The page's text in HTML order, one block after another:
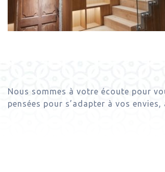
Nous sommes à votre écoute pour
pensées pour s’adapter à vos